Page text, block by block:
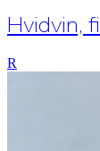
Hvidvin,
R